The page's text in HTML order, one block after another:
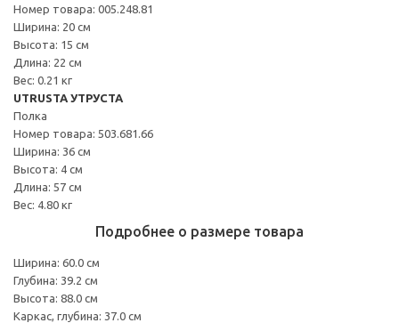
Номер товара: 005.248.81
Ширина: 20 см
Высота: 15 см
Длина: 22 см
Вес: 0.21 кг
UTRUSTA УТРУСТА
Полка
Номер товара: 503.681.66
Ширина: 36 см
Высота: 4 см
Длина: 57 см
Вес: 4.80 кг
Подробнее о размере товара
Ширина: 60.0 см
Глубина: 39.2 см
Высота: 88.0 см
Каркас, глубина: 37.0 см